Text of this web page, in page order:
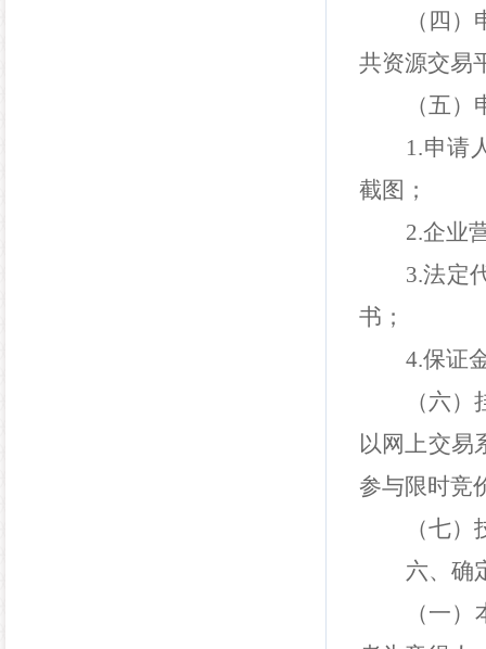
（四
共资源交易
（五
1.申请
截图；
2.企业
3.法定
书 ；
4.保证
（六
以网上交易
参与限时竞
（七
六、确
（一）